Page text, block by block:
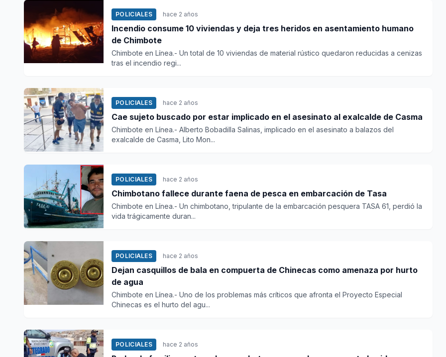
POLICIALES hace 2 años
Incendio consume 10 viviendas y deja tres heridos en asentamiento humano
de Chimbote
Chimbote en Línea.- Un total de 10 viviendas de material rústico quedaron reducidas a cenizas
tras el incendio regi...
POLICIALES hace 2 años
Cae sujeto buscado por estar implicado en el asesinato al exalcalde de Casma
Chimbote en Línea.- Alberto Bobadilla Salinas, implicado en el asesinato a balazos del
exalcalde de Casma, Lito Mon...
POLICIALES hace 2 años
Chimbotano fallece durante faena de pesca en embarcación de Tasa
Chimbote en Línea.- Un chimbotano, tripulante de la embarcación pesquera TASA 61, perdió la
vida trágicamente duran...
POLICIALES hace 2 años
Dejan casquillos de bala en compuerta de Chinecas como amenaza por hurto
de agua
Chimbote en Línea.- Uno de los problemas más críticos que afronta el Proyecto Especial
Chinecas es el hurto del agu...
POLICIALES hace 2 años